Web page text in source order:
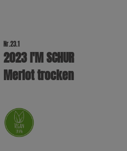
Nr.23.1
2023 I′M SCHUR
Merlot trocken